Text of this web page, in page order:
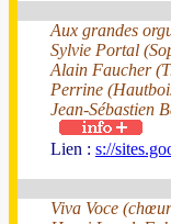
Aux grandes
Sylvie Portal
Alain Faucher
Perrine
Jean-Sébastien
Lien : s://
Viva Voce